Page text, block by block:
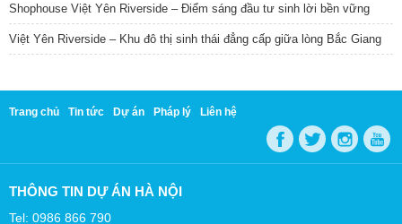
Shophouse Việt Yên Riverside – Điểm sáng đầu tư sinh lời bền vững
Việt Yên Riverside – Khu đô thị sinh thái đẳng cấp giữa lòng Bắc Giang
Trang chủ Tin tức Dự án Pháp lý Liên hệ
THÔNG TIN DỰ ÁN HÀ NỘI
Tel: 0986 866 790